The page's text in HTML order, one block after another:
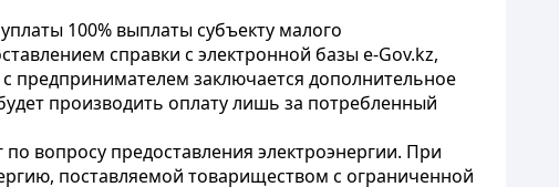
100% выплаты субъекту малого
справки с электронной базы e-Gov.kz,
предпринимателем заключается дополнительное
производить оплату лишь за потребленный
вопросу предоставления электроэнергии. При
поставляемой товариществом с ограниченной